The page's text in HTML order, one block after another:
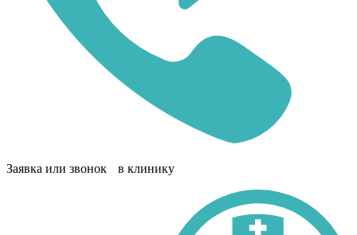
Заявка или звонок в клинику